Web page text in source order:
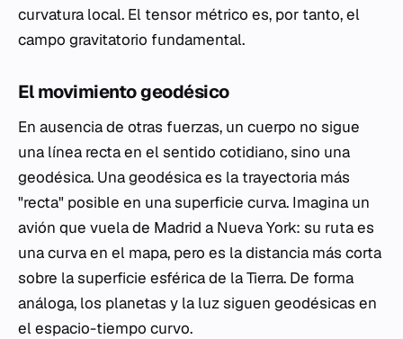
curvatura local. El tensor métrico es, por tanto, el
campo gravitatorio fundamental.
El movimiento geodésico
En ausencia de otras fuerzas, un cuerpo no sigue
una línea recta en el sentido cotidiano, sino una
geodésica. Una geodésica es la trayectoria más
"recta" posible en una superficie curva. Imagina un
avión que vuela de Madrid a Nueva York: su ruta es
una curva en el mapa, pero es la distancia más corta
sobre la superficie esférica de la Tierra. De forma
análoga, los planetas y la luz siguen geodésicas en
el espacio-tiempo curvo.